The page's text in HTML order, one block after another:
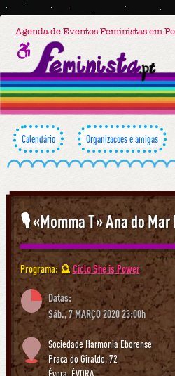
Agenda de Eventos Feministas em
Calendário Organizações e amigas
🎙 «Momma T» Ana do
Programa: 🔮Ciclo She is Power
Datas:
Sáb., 7 MARÇO 2020 23:00h
Sociedade Harmonia Eborense
Praça do Giraldo, 72